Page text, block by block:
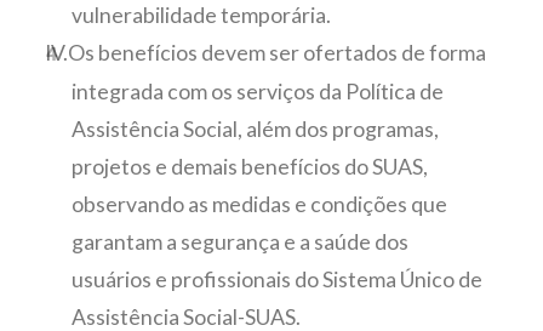
vulnerabilidade temporária.
Os benefícios devem ser ofertados de forma
integrada com os serviços da Política de
Assistência Social, além dos programas,
projetos e demais benefícios do SUAS,
observando as medidas e condições que
garantam a segurança e a saúde dos
usuários e profissionais do Sistema Único de
Assistência Social-SUAS.